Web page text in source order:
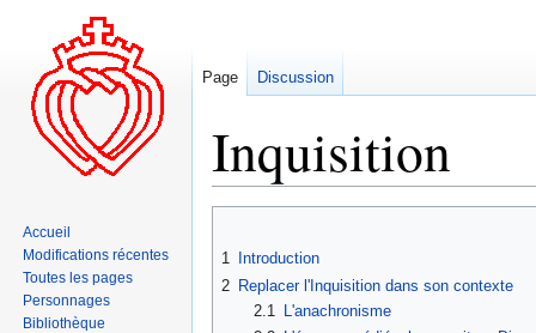
Inquisition
navigation
recherche
1
Introduction
2 Replacer l'Inquisition dans son contexte
2.1
L'anachronisme
Page Discussion
Accueil
Modifications récentes
Toutes les pages
Personnages
Bibliothèque